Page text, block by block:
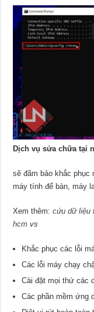
Dịch vụ sửa chữa tại
sẽ đãm bảo khắc phục
máy tính để bàn, máy
Xem thêm:cứu dữ liệu
hcm vs
Khắc phục các lỗi
Các lỗi máy chạy
Cài đặt mọi thứ các
Các phần mềm ứng